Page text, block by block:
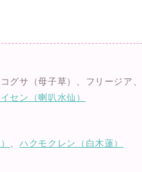
グサ（母子草）、フリージア、
セン（喇叭水仙）
、 ハクモクレン（白木蓮）